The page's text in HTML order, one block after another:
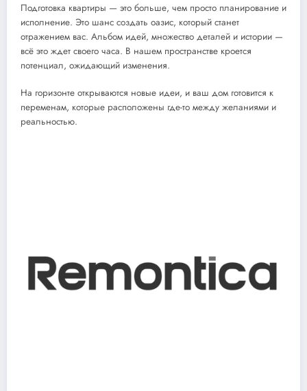
Подготовка квартиры — это больше, чем просто планирование и
исполнение. Это шанс создать оазис, который станет
отражением вас. Альбом идей, множество деталей и истории —
всё это ждет своего часа. В нашем пространстве кроется
потенциал, ожидающий изменения.
На горизонте открываются новые идеи, и ваш дом готовится к
переменам, которые расположены где-то между желаниями и
реальностью.